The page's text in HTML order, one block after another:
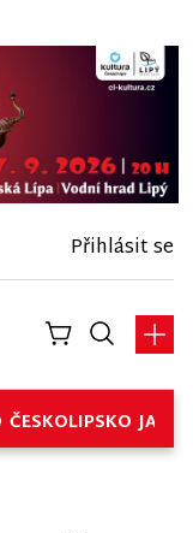
Přihlásit se
ČESKOLIPSKO